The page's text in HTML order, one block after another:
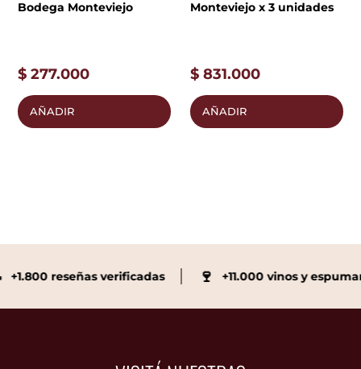
Bodega Monteviejo
$ 277.000
AÑADIR
Monteviejo x 3 unidades
$ 831.000
AÑADIR
reseñas verificadas +11.000 vinos y espumante